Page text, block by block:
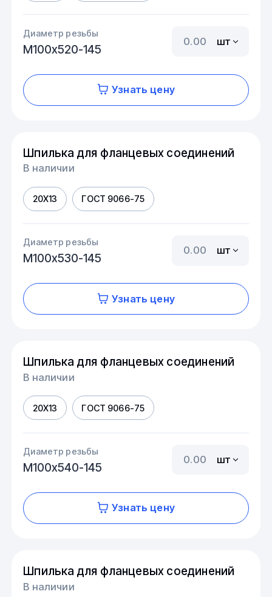
Диаметр резьбы
М100х520-145
шт
Узнать цену
Шпилька для фланцевых соединений
В наличии
20Х13 ГОСТ 9066-75
Диаметр резьбы
М100х530-145
шт
Узнать цену
Шпилька для фланцевых соединений
В наличии
20Х13 ГОСТ 9066-75
Диаметр резьбы
М100х540-145
шт
Узнать цену
Шпилька для фланцевых соединений
В наличии